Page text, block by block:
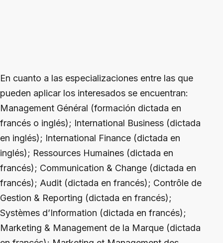
En cuanto a las especializaciones entre las que
pueden aplicar los interesados se encuentran:
Management Général (formación dictada en
francés o inglés); International Business (dictada
en inglés); International Finance (dictada en
inglés); Ressources Humaines (dictada en
francés); Communication & Change (dictada en
francés); Audit (dictada en francés); Contrôle de
Gestion & Reporting (dictada en francés);
Systèmes d’Information (dictada en francés);
Marketing & Management de la Marque (dictada